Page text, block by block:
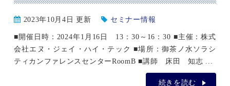
2023年10月4日 更新 セミナー情報
■開催日時：2024年1月16日 13：30～16：30 ■主催：株式
会社エヌ・ジェイ・ハイ・テック ■場所：御茶ノ水ソラシ
ティカンファレンスセンターRoomB ■講師 床田 知志 ...
続きを読む